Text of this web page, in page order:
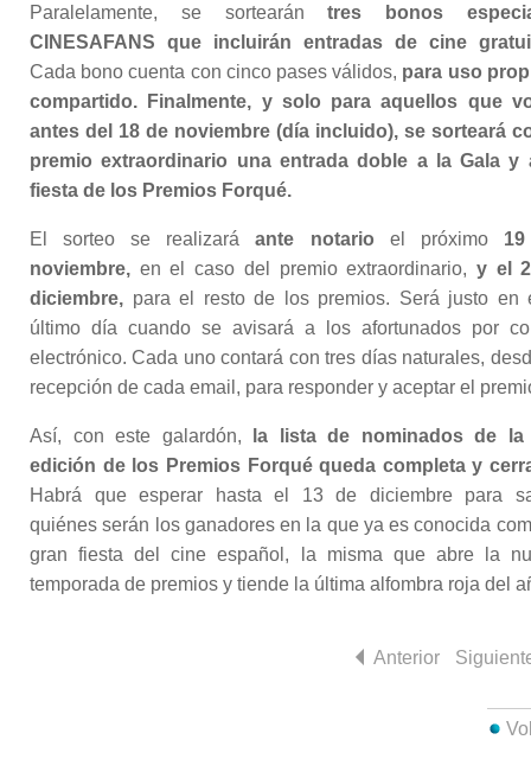
Paralelamente, se sortearántres bonos
CINESAFANS que incluirán entradas de cine
Cada bono cuenta con cinco pases válidos, para uso
compartido. Finalmente, y solo para aquellos que
antes del 18 de noviembre (día incluido), se sorteará
premio extraordinario una entrada doble a la Gala y
fiesta de los Premios Forqué.
El sorteo se realizaráante notario el próximo
noviembre, en el caso del premio extraordinario, y el
diciembre, para el resto de los premios. Será justo en
último día cuando se avisará a los afortunados por
electrónico. Cada uno contará con tres días naturales,
recepción de cada email, para responder y aceptar el
Así, con este galardón,
la lista de nominados de la
edición de los Premios Forqué queda completa y
Habrá que esperar hasta el 13 de diciembre para
quiénes serán los ganadores en la que ya es conocida
gran fiesta del cine español, la misma que abre la
temporada de premios y tiende la última alfombra roja del
Anterior